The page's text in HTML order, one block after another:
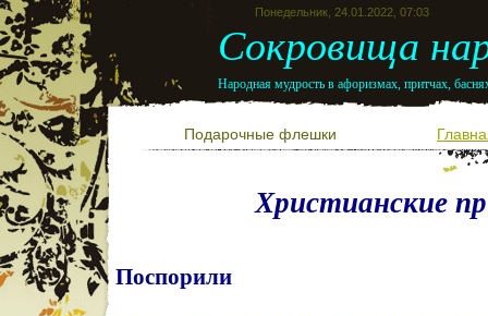
Понедельник, 24.01.2022, 07:03
Сокровища
Народная мудрость в афоризмах, притчах,
Подарочные флешки
Христианские
Поспорили